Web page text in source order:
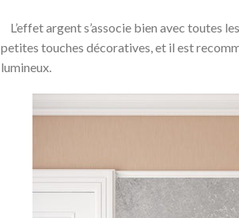
L’effet argent s’associe bien avec toutes
petites touches décoratives, et il est
lumineux.